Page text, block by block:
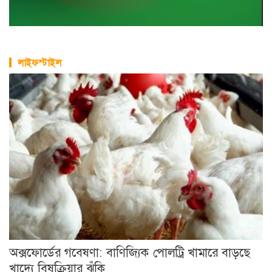
লাইফস্টাইল
অক্সফোর্ডের গবেষণা: বাণিজ্যিক পোলট্রি খামারে বাড়ছে
খাদ্যে বিষক্রিয়ার ঝুঁকি